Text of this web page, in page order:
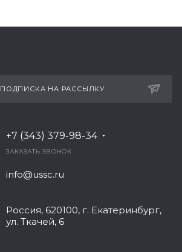
ПОДПИСКА НА РАССЫЛКУ
+7 (343) 379-98-34
ЗАКАЗАТЬ ЗВОНОК
info@ussc.ru
Россия, 620100, г. Екатеринбург,
ул. Ткачей, 6